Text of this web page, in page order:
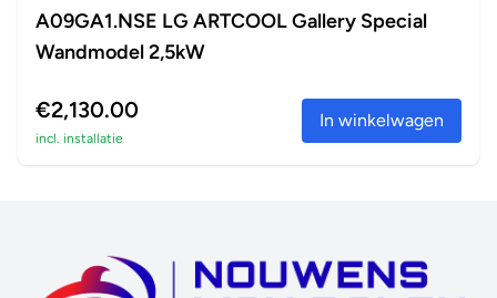
A09GA1.NSE LG ARTCOOL Gallery Special
Wandmodel 2,5kW
€2,130.00
incl. installatie
In winkelwagen